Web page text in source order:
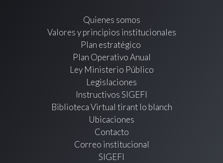
Quienes somos
Valores y principios institucionales
Plan estratégico
Plan Operativo Anual
Ley Ministerio Público
Legislaciones
Instructivos SIGEFI
Biblioteca Virtual tirant lo blanch
Ubicaciones
Contacto
Correo institucional
SIGEFI